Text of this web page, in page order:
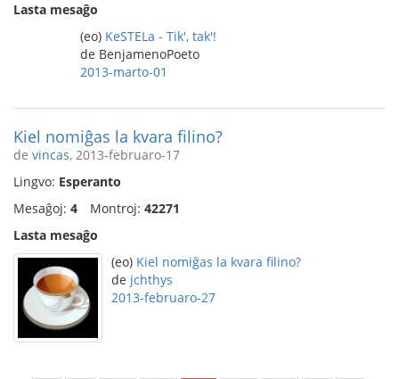
Lasta mesaĝo
(eo) KeSTELa - Tik', tak'!
de BenjamenoPoeto
2013-marto-01
Kiel nomiĝas la kvara filino?
de vincas, 2013-februaro-17
Lingvo: Esperanto
Mesaĝoj: 4 Montroj: 42271
Lasta mesaĝo
(eo) Kiel nomiĝas la kvara filino?
de jchthys
2013-februaro-27